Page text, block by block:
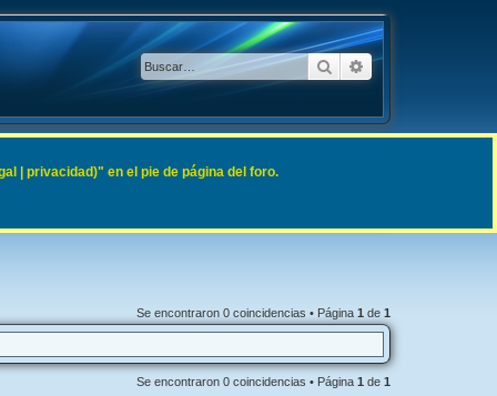
BuscarBúsqueda
Se encontraron 0 coincidencias • Página 1 de 1
Se encontraron 0 coincidencias • Página 1 de 1
| privacidad)" en el pie de página del foro.